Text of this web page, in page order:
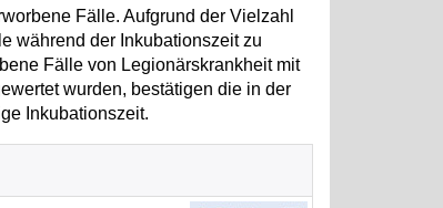
Fälle. Aufgrund der Vielzahl
während der Inkubationszeit zu
Fälle von Legionärskrankheit mit
wurden, bestätigen die in der
Inkubationszeit.